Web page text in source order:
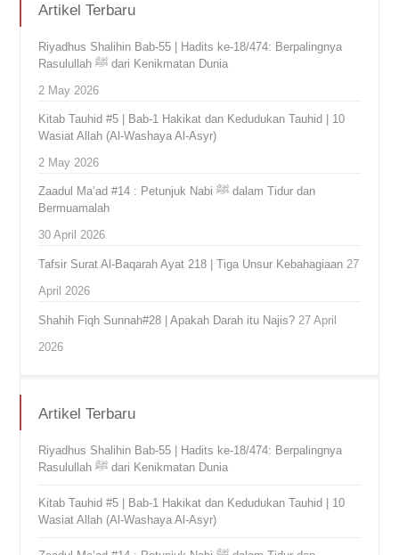
Artikel Terbaru
Riyadhus Shalihin Bab-55 | Hadits ke-18/474: Berpalingnya
Rasulullah ﷺ dari Kenikmatan Dunia
2 May 2026
Kitab Tauhid #5 | Bab-1 Hakikat dan Kedudukan Tauhid | 10
Wasiat Allah (Al-Washaya Al-Asyr)
2 May 2026
Zaadul Ma’ad #14 : Petunjuk Nabi ﷺ dalam Tidur dan
Bermuamalah
30 April 2026
Tafsir Surat Al-Baqarah Ayat 218 | Tiga Unsur Kebahagiaan 27
April 2026
Shahih Fiqh Sunnah#28 | Apakah Darah itu Najis? 27 April
2026
Artikel Terbaru
Riyadhus Shalihin Bab-55 | Hadits ke-18/474: Berpalingnya
Rasulullah ﷺ dari Kenikmatan Dunia
Kitab Tauhid #5 | Bab-1 Hakikat dan Kedudukan Tauhid | 10
Wasiat Allah (Al-Washaya Al-Asyr)